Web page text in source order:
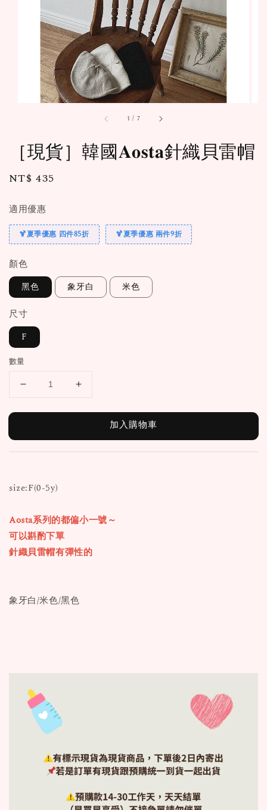
1 / 7
［現貨］韓國𝐀𝐨𝐬𝐭𝐚針織貝雷帽
Regular
NT$ 435
適用優惠
🍹夏季優惠 四件85折 🍹夏季優惠 兩件9折
顏色
黑色 象牙白 米色
尺寸
F
數量
加入購物車
size:F(0-5y)
Aosta系列的都偏小一號～
可以斟酌下單
針織貝雷帽有彈性的
象牙白/米色/黑色